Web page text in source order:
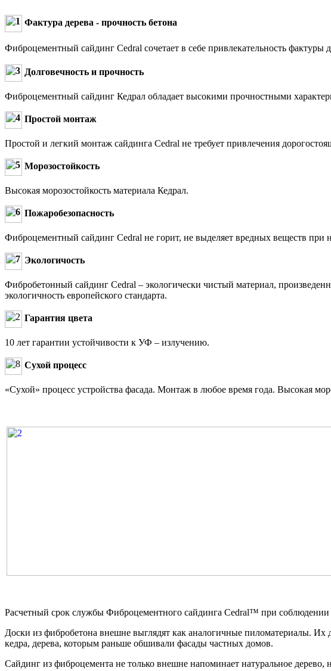
Фактура дерева - прочность бетона
Фиброцементный сайдинг Cedral сочетает в себе привлекательность
Долговечность и прочность
Фиброцементный сайдинг Кедрал обладает высокими прочностными
Простой монтаж
Простой и легкий монтаж сайдинга Cedral не требует привлечения
Морозостойкость
Высокая морозостойкость материала Кедрал.
Пожаробезопасность
Фиброцементный сайдинг Cedral не горит, не выделяет вредных веществ при
Экологичость
Фибробетонный сайдинг Cedral – экологически чистый материал,
экологичность европейского стандарта.
Гарантия цвета
10 лет гарантии устойчивости к УФ – излучению.
Сухой процесс
«Сухой» процесс устройства фасада. Монтаж в любое время года. Высокая
Расчетный срок службы Фиброцементного сайдинга Cedral™ при
Доски из фибробетона внешне выглядят как аналогичные пиломатериалы.
кедра, дерева, которым раньше обшивали фасады частных домов.
Сайдинг из фиброцемента не только внешне напоминает натуральное